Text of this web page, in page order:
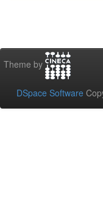
Theme by
DSpace Software